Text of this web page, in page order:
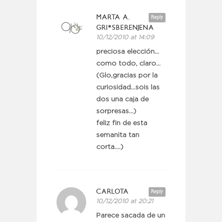
Reply
MARTA A.
GRI*SBERENJENA
10/12/2010 at 14:09
preciosa elección…
como todo, claro…
(Glo,gracias por la
curiosidad…sois las
dos una caja de
sorpresas…)
feliz fin de esta
semanita tan
corta….)
Reply
CARLOTA
10/12/2010 at 20:21
Parece sacada de un